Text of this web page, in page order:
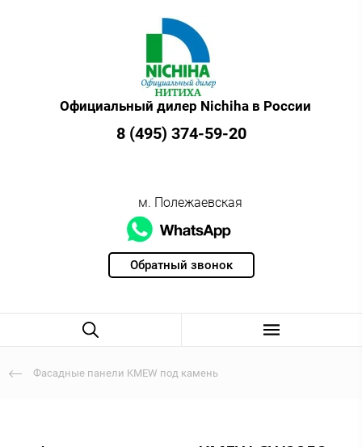
Обратный звонок
Официальный дилер Nichiha в России
8 (495) 374-59-20
м. Полежаевская
Фасадные панели KMEW под камень